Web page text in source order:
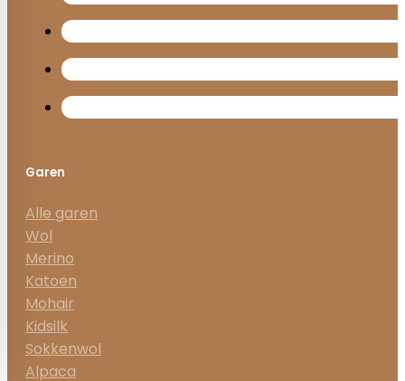
Garen
Alle garen
Wol
Merino
Katoen
Mohair
Kidsilk
Sokkenwol
Alpaca